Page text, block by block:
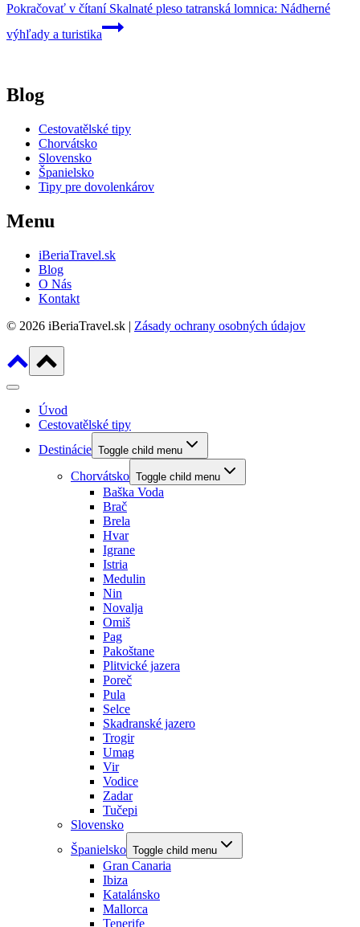
Pokračovať v čítaníSkalnaté pleso tatranská lomnica: Nádherné
výhľady a turistika
Blog
Cestovatělské tipy
Chorvátsko
Slovensko
Španielsko
Tipy pre dovolenkárov
Menu
iBeriaTravel.sk
Blog
O Nás
Kontakt
© 2026 iBeriaTravel.sk | Zásady ochrany osobných údajov
Úvod
Cestovatělské tipy
Destinácie Toggle child menu
Chorvátsko Toggle child menu
Baška Voda
Brač
Brela
Hvar
Igrane
Istria
Medulin
Nin
Novalja
Omiš
Pag
Pakoštane
Plitvické jazera
Poreč
Pula
Selce
Skadranské jazero
Trogir
Umag
Vir
Vodice
Zadar
Tučepi
Slovensko
Španielsko Toggle child menu
Gran Canaria
Ibiza
Katalánsko
Mallorca
Tenerife